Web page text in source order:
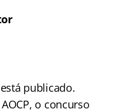
publicado.
o concurso